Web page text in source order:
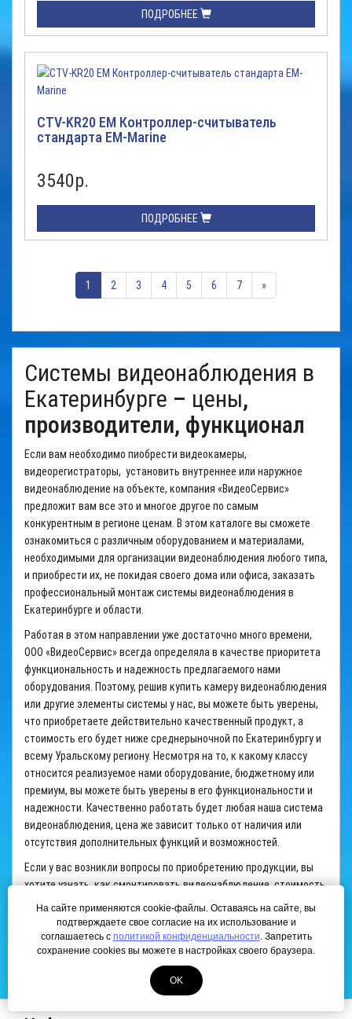
ПОДРОБНЕЕ
CTV-KR20 EM Контроллер-считыватель
стандарта EM-Marine
3540р.
ПОДРОБНЕЕ
1 2 3 4 5 6 7 »
Системы видеонаблюдения в
Екатеринбурге – цены,
производители, функционал
Если вам необходимо пиобрести видеокамеры,
видеорегистраторы, установить внутреннее или наружное
видеонаблюдение на объекте, компания «ВидеоСервис»
предложит вам все это и многое другое по самым
конкурентным в регионе ценам . В этом каталоге вы сможете
ознакомиться с различным оборудованием и материалами,
необходимыми для организации видеонаблюдения любого типа,
и приобрести их, не покидая своего дома или офиса, заказать
профессиональный монтажсистемы видеонаблюдения в
Екатеринбурге и области.
Работая в этом направлении уже достаточно много времени,
ООО «ВидеоСервис» всегда определяла в качестве приоритета
функциональность и надежность предлагаемого нами
оборудования. Поэтому, решив купить камеру видеонаблюдения
или другие элементы системы у нас, вы можете быть уверены,
что приобретаете действительно качественный продукт, а
стоимость его будет ниже среднерыночной по Екатеринбургуи
всему Уральскому региону. Несмотря на то, к какому классу
относится реализуемое нами оборудование, бюджетному или
премиум, вы можете быть уверены в его функциональности и
надежности. Качественно работать будет любая наша система
видеонаблюдения, цена же зависит только от наличия или
отсутствия дополнительных функций и возможностей.
Если у вас возникли вопросы по приобретению продукции, вы
хотите узнать, как смонтироватьвидеонаблюдение, стоимость
монтажа силами наших специалистов, звоните нам или
отправляйте запрос на адрес электронной почты, и наши
сотрудники оперативно и компетентно дадут вам на них
ответы.
На сайте применяются cookie-файлы. Оставаясь на сайте, вы
подтверждаете свое согласие на их использование и
соглашаетесь с политикой конфиденциальности. Запретить
сохранение cookies вы можете в настройках своего браузера.
OK